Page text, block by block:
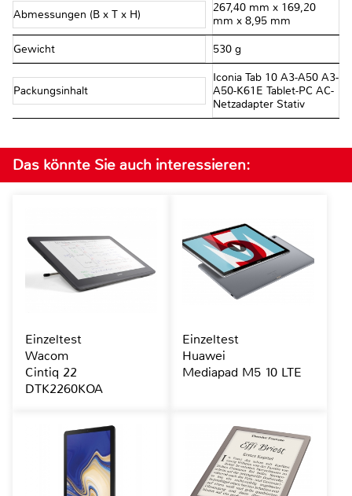
Abmessungen (B x T x H)
267,40 mm x 169,20
mm x 8,95 mm
Gewicht 530 g
Packungsinhalt
Iconia Tab 10 A3-A50 A3-
A50-K61E Tablet-PC AC-
Netzadapter Stativ
Das könnte Sie auch interessieren:
Einzeltest
Wacom
Cintiq 22
DTK2260KOA
Einzeltest
Huawei
Mediapad M5 10 LTE